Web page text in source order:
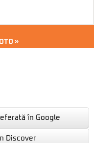
»
în Google
Discover